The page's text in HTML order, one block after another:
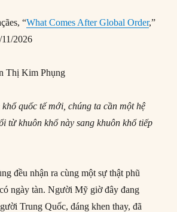
“What Comes After Global Order,”
11/2026
Thị Kim Phụng
quốc tế mới, chúng ta cần một hệ
từ khuôn khổ này sang khuôn khổ tiếp
đều nhận ra cùng một sự thật phũ
ngày tàn. Người Mỹ giờ đây đang
Trung Quốc, đáng khen thay, đã